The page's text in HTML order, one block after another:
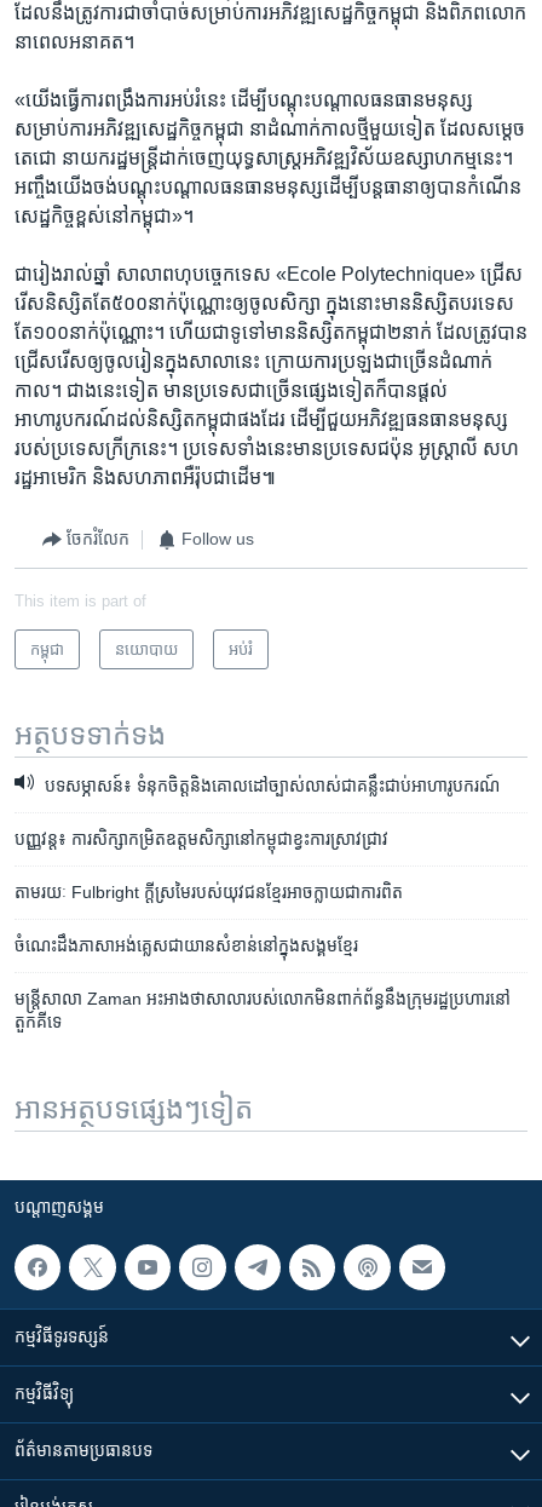
ដែល​នឹងត្រូវ​ការ​ជា​ចាំ​បាច់សម្រាប់ការ​អភិវឌ្ឍ​សេដ្ឋកិច្ច​កម្ពុជា ​និង​ពិភព​លោក​
នា​ពេល​អនាគត។​
«យើង​ធ្វើការ​ពង្រឹង​ការ​អប់រំ​នេះ​ ដើម្បី​បណ្តុះ​បណ្តាល​ធនធាន​មនុស្ស​
សម្រាប់​ការ​អភិវឌ្ឍ​សេដ្ឋ​កិច្ច​កម្ពុជា​ នា​ដំណាក់កាល​ថ្មី​មួយ​ទៀត​ ដែល​សម្តេច​
តេជោ​ ​នាយករដ្ឋមន្ត្រី​ដាក់​ចេញ​យុទ្ធសាស្ត្រ​អភិវឌ្ឍ​វិស័យ​ឧស្សាហកម្ម​នេះ។ ​
អញ្ចឹងយើង​ចង់​បណ្តុះបណ្តាល​ធនធាន​មនុស្ស​ដើម្បី​បន្ត​ធានា​ឲ្យ​បាន​កំណើន​
សេដ្ឋកិច្ច​ខ្ពស់​នៅ​កម្ពុជា»។​
ជា​រៀង​រាល់​ឆ្នាំ​ សាលាពហុបច្ចេកទេស ​«Ecole Polytechnique» ​ជ្រើស​
រើស​និស្សិត​តែ​៥០០​នាក់​ប៉ុណ្ណោះឲ្យ​ចូលសិក្សា ​ក្នុង​នោះ​មាន​និស្សិត​បរទេស​
តែ​១០០​នាក់​ប៉ុណ្ណោះ។​ ហើយ​ជា​ទូទៅមាន​និស្សិតកម្ពុជា​២​នាក់​ ដែលត្រូវ​បាន​
ជ្រើសរើស​ឲ្យ​ចូល​រៀន​ក្នុង​សាលា​នេះ​ ក្រោយការ​ប្រឡងជា​ច្រើន​ដំណាក់​
កាល។​ ជាង​នេះ​ទៀត​ មាន​ប្រទេស​ជា​ច្រើន​ផ្សេង​ទៀតក៏​បាន​ផ្តល់​
អាហារូបករណ៍​ដល់​និស្សិត​កម្ពុជា​ផង​ដែរ​ ដើម្បី​ជួយ​អភិវឌ្ឍ​ធនធាន​មនុស្ស​
របស់​ប្រទេស​ក្រីក្រ​នេះ។ ប្រទេស​ទាំងនេះ​មានប្រទេសជប៉ុន ​អូស្ត្រាលី​ សហ​
រដ្ឋ​អាមេរិក​ និង​សហភាព​អឺរ៉ុប​ជា​ដើម៕
ចែករំលែក Follow us
This item is part of
កម្ពុជា នយោបាយ អប់រំ
អត្ថបទ​ទាក់ទង
បទសម្ភាសន៍៖ ទំនុកចិត្តនិងគោលដៅច្បាស់លាស់ជាគន្លឹះជាប់អាហារូបករណ៍
បញ្ញវន្ត៖ ការ​សិក្សា​កម្រិត​​ឧត្តម​សិក្សា​នៅ​កម្ពុជា​ខ្វះ​ការ​ស្រាវជ្រាវ
តាម​រយៈ​ Fulbright ក្តី​ស្រមៃ​របស់​យុវជន​ខ្មែរ​អាច​ក្លាយ​ជា​ការពិត
ចំណេះ​ដឹង​ភាសា​អង់គ្លេស​ជា​យាន​សំខាន់​​នៅ​ក្នុង​សង្គម​ខ្មែរ
មន្ត្រី​សាលា Zaman អះអាង​ថា​សាលា​របស់​លោក​មិន​ពាក់ព័ន្ធ​នឹង​ក្រុម​រដ្ឋប្រហារ​នៅ​
តួកគីទេ
អានអត្ថបទផ្សេងៗទៀត
បណ្តាញ​សង្គម
កម្មវិធី​ទូរទស្សន៍
កម្មវិធី​វិទ្យុ
ព័ត៌មាន​តាមប្រធានបទ​